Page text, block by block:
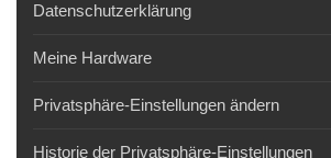
Datenschutzerklärung
Meine Hardware
Privatsphäre-Einstellungen ändern
Historie der Privatsphäre-Einstellungen